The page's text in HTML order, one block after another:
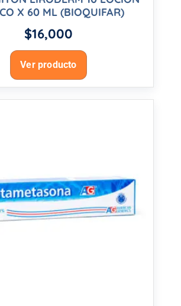
X 60 ML (BIOQUIFAR)
$16,000
Ver producto